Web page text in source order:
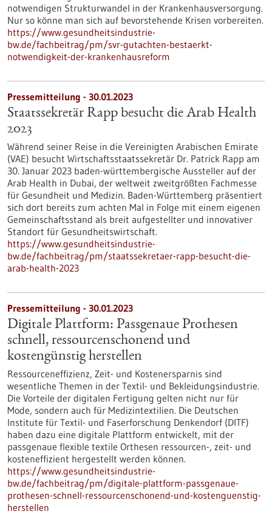
notwendigen Strukturwandel in der Krankenhausversorgung.
Nur so könne man sich auf bevorstehende Krisen vorbereiten.
https://www.gesundheitsindustrie-
bw.de/fachbeitrag/pm/svr-gutachten-bestaerkt-
notwendigkeit-der-krankenhausreform
Pressemitteilung - 30.01.2023
Staatssekretär Rapp besucht die Arab Health
2023
Während seiner Reise in die Vereinigten Arabischen Emirate
(VAE) besucht Wirtschaftsstaatssekretär Dr. Patrick Rapp am
30. Januar 2023 baden-württembergische Aussteller auf der
Arab Health in Dubai, der weltweit zweitgrößten Fachmesse
für Gesundheit und Medizin. Baden-Württemberg präsentiert
sich dort bereits zum achten Mal in Folge mit einem eigenen
Gemeinschaftsstand als breit aufgestellter und innovativer
Standort für Gesundheitswirtschaft.
https://www.gesundheitsindustrie-
bw.de/fachbeitrag/pm/staatssekretaer-rapp-besucht-die-
arab-health-2023
Pressemitteilung - 30.01.2023
Digitale Plattform: Passgenaue Prothesen
schnell, ressourcenschonend und
kostengünstig herstellen
Ressourceneffizienz, Zeit- und Kostenersparnis sind
wesentliche Themen in der Textil- und Bekleidungsindustrie.
Die Vorteile der digitalen Fertigung gelten nicht nur für
Mode, sondern auch für Medizintextilien. Die Deutschen
Institute für Textil- und Faserforschung Denkendorf (DITF)
haben dazu eine digitale Plattform entwickelt, mit der
passgenaue flexible textile Orthesen ressourcen-, zeit- und
kosteneffizient hergestellt werden können.
https://www.gesundheitsindustrie-
bw.de/fachbeitrag/pm/digitale-plattform-passgenaue-
prothesen-schnell-ressourcenschonend-und-kostenguenstig-
herstellen